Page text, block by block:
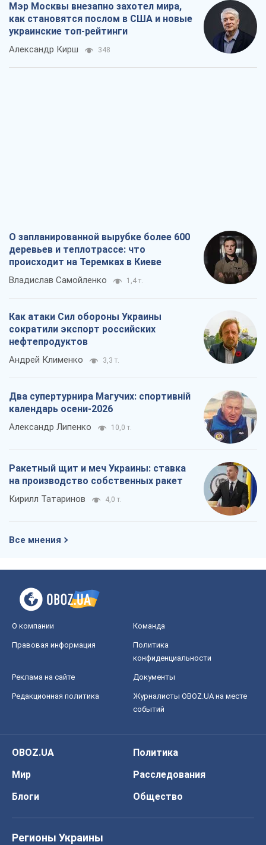
Мэр Москвы внезапно захотел мира,
как становятся послом в США и новые
украинские топ-рейтинги
Александр Кирш 348
О запланированной вырубке более 600
деревьев и теплотрассе: что
происходит на Теремках в Киеве
Владислав Самойленко 1,4 т.
Как атаки Сил обороны Украины
сократили экспорт российских
нефтепродуктов
Андрей Клименко 3,3 т.
Два супертурнира Магучих: спортивній
календарь осени-2026
Александр Липенко 10,0 т.
Ракетный щит и меч Украины: ставка
на производство собственных ракет
Кирилл Татаринов 4,0 т.
Все мнения
О компании Команда
Правовая информация
Политика
конфиденциальности
Реклама на сайте Документы
Редакционная политика
Журналисты OBOZ.UA на месте
событий
OBOZ.UA
Политика
Мир
Расследования
Блоги
Общество
Регионы Украины